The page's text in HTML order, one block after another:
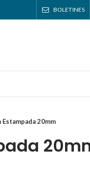
BOLETINES
Estampada 20mm